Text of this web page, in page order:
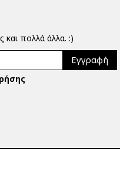
και πολλά άλλα. :)
Εγγραφή